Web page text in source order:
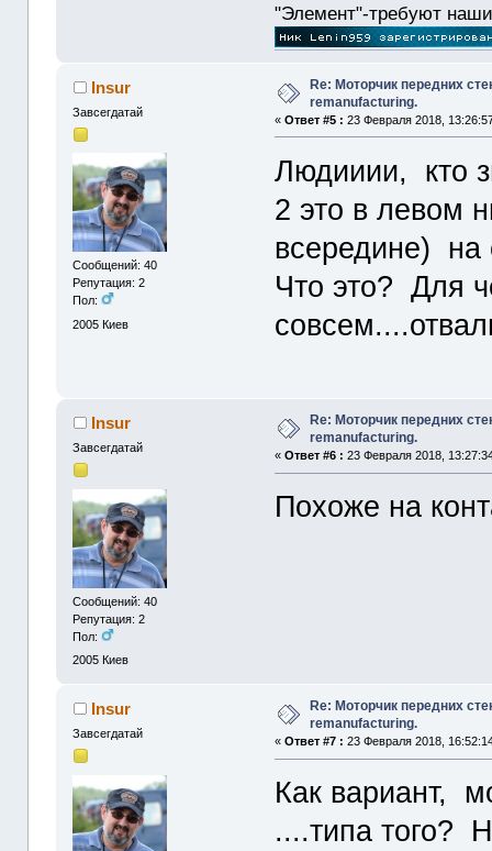
"Элемент"-требуют
Insur
Завсегдатай
Сообщений: 40
Репутация: 2
Пол:
2005 Киев
Re: Моторчик передних
remanufacturing.
«Ответ #5 : 23 Февраля 2018,
Людииии, кто
2 это в левом
всередине) на
Что это? Для
Insur
Завсегдатай
Сообщений: 40
Репутация: 2
Пол:
2005 Киев
Re: Моторчик передних
remanufacturing.
«Ответ #6 : 23 Февраля 2018,
Похоже на
Insur
Завсегдатай
Re: Моторчик передних
remanufacturing.
«Ответ #7 : 23 Февраля 2018,
Как вариант,
....типа того?